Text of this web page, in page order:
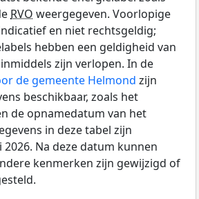
RVO weergegeven. Voorlopige
en niet rechtsgeldig;
hebben een geldigheid van
zijn verlopen. In de
de gemeente Helmond zijn
beschikbaar, zoals het
de opnamedatum van het
in deze tabel zijn
Na deze datum kunnen
kenmerken zijn gewijzigd of